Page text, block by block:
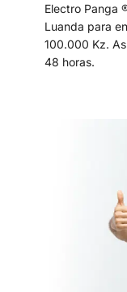
Electro Panga
Luanda para
100.000 Kz.
48 horas.